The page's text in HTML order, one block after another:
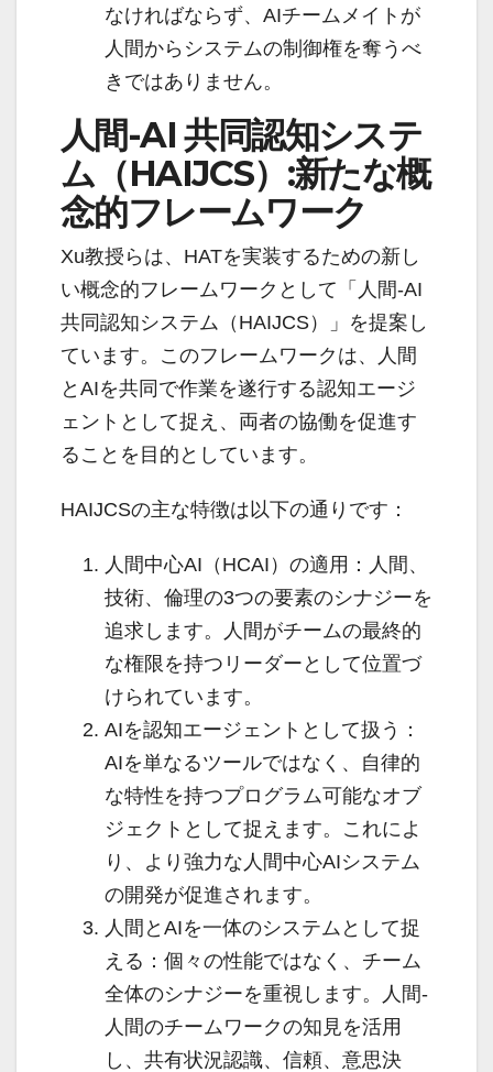
なければならず、AIチームメイトが
人間からシステムの制御権を奪うべ
きではありません。
人間-AI 共同認知システ
ム（HAIJCS）:新たな概
念的フレームワーク
Xu教授らは、HATを実装するための新し
い概念的フレームワークとして「人間-AI
共同認知システム（HAIJCS）」を提案し
ています。このフレームワークは、人間
とAIを共同で作業を遂行する認知エージ
ェントとして捉え、両者の協働を促進す
ることを目的としています。
HAIJCSの主な特徴は以下の通りです：
人間中心AI（HCAI）の適用：人間、
技術、倫理の3つの要素のシナジーを
追求します。人間がチームの最終的
な権限を持つリーダーとして位置づ
けられています。
AIを認知エージェントとして扱う：
AIを単なるツールではなく、自律的
な特性を持つプログラム可能なオブ
ジェクトとして捉えます。これによ
り、より強力な人間中心AIシステム
の開発が促進されます。
人間とAIを一体のシステムとして捉
える：個々の性能ではなく、チーム
全体のシナジーを重視します。人間-
人間のチームワークの知見を活用
し、共有状況認識、信頼、意思決